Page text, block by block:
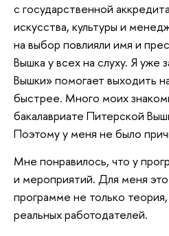
с государственной
искусства, культуры и
на выбор повлияли имя и
Вышка у всех на слуху. Я уже
Вышки» помогает выходить
быстрее. Много моих
бакалавриате Питерской
Поэтому у меня не было
Мне понравилось, что у
и мероприятий. Для меня
программе не только
реальных работодателей.